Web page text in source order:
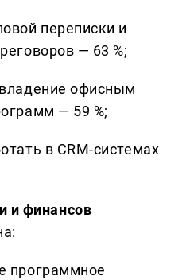
переписки и
— 63 %;
офисным
— 59 %;
в CRM-системах
и финансов
программное